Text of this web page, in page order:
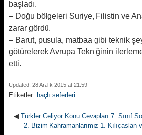
başladı.
– Doğu bölgeleri Suriye, Filistin ve
zarar gördü.
– Barut, pusula, matbaa gibi teknik
götürelerek Avrupa Tekniğinin
etti.
Updated: 28 Aralık 2015 at 21:59
Etiketler: haçlı seferleri
◀ Türkler Geliyor Konu Cevapları 7. Sınıf
2. Bizim Kahramanlarımız 1. Kılıçaslan